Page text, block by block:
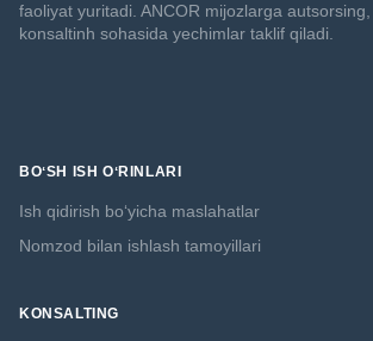
faoliyat yuritadi. ANCOR mijozlarga
konsaltinh sohasida yechimlar taklif qiladi.
BOʻSH ISH OʻRINLARI
Ish qidirish boʻyicha maslahatlar
Nomzod bilan ishlash tamoyillari
KONSALTING